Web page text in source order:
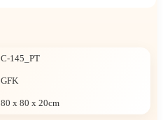
C-145_PT
GFK
80 x 80 x 20cm